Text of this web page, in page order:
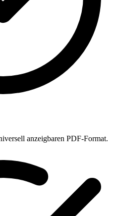
anzeigbaren PDF-Format.